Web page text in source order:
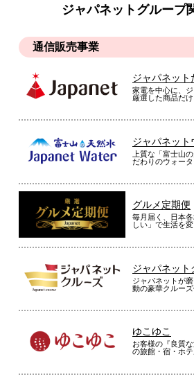
ジャパネットグループ
通信販売事業
ジャパネット
家電を中心に、
厳選した商品だけ
ジャパネット
上質な「富士山
だわりのウォー
グルメ定期便
毎月届く、日本
しい」で生活を
ジャパネット
ジャパネットが
動の豪華クルーズ
ゆこゆこ
お客様の『良質
の旅館・宿・ホ